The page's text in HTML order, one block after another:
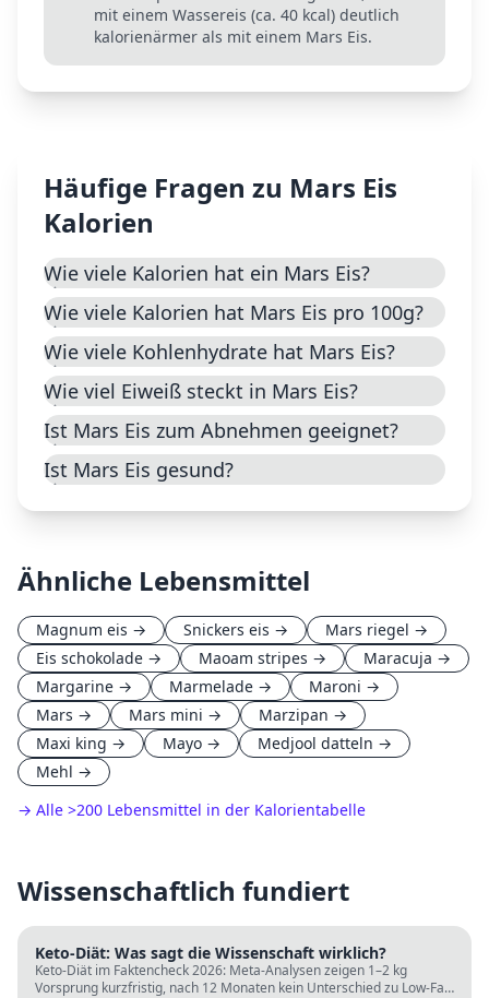
mit einem Wassereis (ca. 40 kcal) deutlich
kalorienärmer als mit einem Mars Eis.
Häufige Fragen zu Mars Eis
Kalorien
Wie viele Kalorien hat ein Mars Eis?
Wie viele Kalorien hat Mars Eis pro 100g?
Wie viele Kohlenhydrate hat Mars Eis?
Wie viel Eiweiß steckt in Mars Eis?
Ist Mars Eis zum Abnehmen geeignet?
Ist Mars Eis gesund?
Ähnliche Lebensmittel
Magnum eis → Snickers eis → Mars riegel →
Eis schokolade → Maoam stripes → Maracuja →
Margarine → Marmelade → Maroni →
Mars → Mars mini → Marzipan →
Maxi king → Mayo → Medjool datteln →
Mehl →
→ Alle >200 Lebensmittel in der Kalorientabelle
Wissenschaftlich fundiert
Keto-Diät: Was sagt die Wissenschaft wirklich?
Keto-Diät im Faktencheck 2026: Meta-Analysen zeigen 1–2 kg
Vorsprung kurzfristig, nach 12 Monaten kein Unterschied zu Low-Fat.